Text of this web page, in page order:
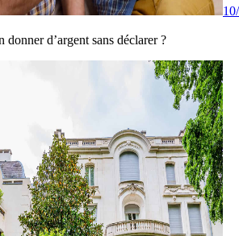
donner d’argent sans déclarer ?